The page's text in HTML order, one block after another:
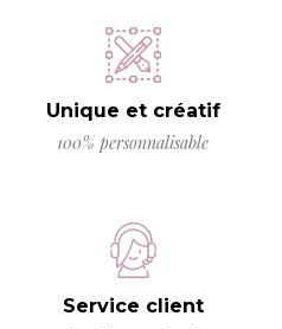
Unique et créatif
100% personnalisable
Service client